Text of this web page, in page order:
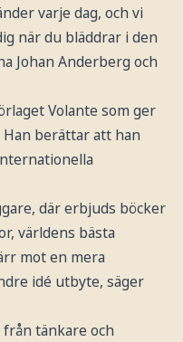
varje dag, och vi
när du bläddrar i den
Johan Anderberg och
Volante som ger
Han berättar att han
där erbjuds böcker
världens bästa
mot en mera
idé utbyte, säger
från tänkare och